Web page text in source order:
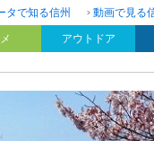
タで知る信州 動画で見る
アウトドア